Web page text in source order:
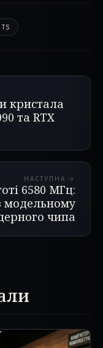
кристала
та RTX
НАСТУПНА →
6580 МГц:
модельному
чипа